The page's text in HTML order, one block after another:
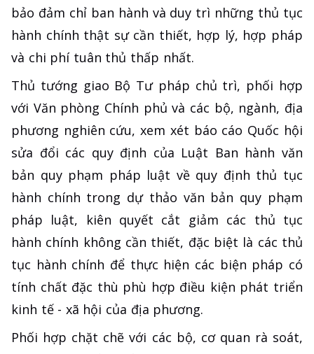
bảo đảm chỉ ban hành và duy trì những thủ tục
hành chính thật sự cần thiết, hợp lý, hợp pháp
và chi phí tuân thủ thấp nhất.
Thủ tướng giao Bộ Tư pháp chủ trì, phối hợp
với Văn phòng Chính phủ và các bộ, ngành, địa
phương nghiên cứu, xem xét báo cáo Quốc hội
sửa đổi các quy định của Luật Ban hành văn
bản quy phạm pháp luật về quy định thủ tục
hành chính trong dự thảo văn bản quy phạm
pháp luật, kiên quyết cắt giảm các thủ tục
hành chính không cần thiết, đặc biệt là các thủ
tục hành chính để thực hiện các biện pháp có
tính chất đặc thù phù hợp điều kiện phát triển
kinh tế - xã hội của địa phương.
Phối hợp chặt chẽ với các bộ, cơ quan rà soát,